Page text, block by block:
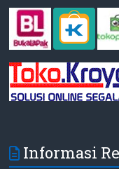
Informasi